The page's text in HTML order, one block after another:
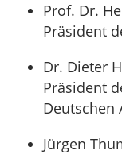
Prof. Dr.
Präsident
Dr. Dieter
Präsident
Deutschen
Jürgen